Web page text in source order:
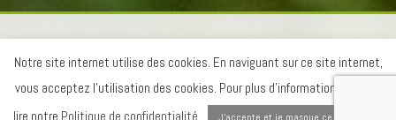
Mentions légales - Conditions Générales de Vente -
Création du site Internet CREATEIS-
Copyright 2020
Notre site internet utilise des cookies. En naviguant sur ce site internet,
vous acceptez l'utilisation des cookies. Pour plus d'information : veuillez
lire notre Politique de confidentialité J'accepte et je masque ce message